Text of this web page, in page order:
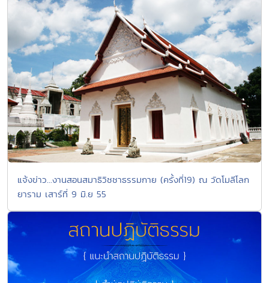
แจ้งข่าว...งานสอนสมาธิวิชชาธรรมกาย (ครั้งที่19) ณ วัดโมลีโลก
ยาราม เสาร์ที่ 9 มิ.ย 55